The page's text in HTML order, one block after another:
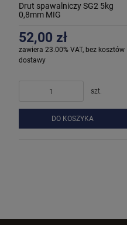
Drut spawalniczy SG2 5kg
0,8mm MIG
52,00 zł
zawiera 23.00% VAT, bez kosztów
dostawy
szt.
DO KOSZYKA